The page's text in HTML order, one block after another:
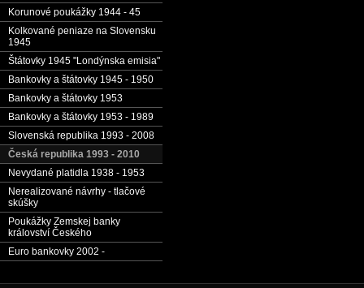
Korunové poukážky 1944 - 45
Kolkované peniaze na Slovensku
1945
Štátovky 1945 "Londýnska emisia"
Bankovky a štátovky 1945 - 1950
Bankovky a štátovky 1953
Bankovky a štátovky 1953 - 1989
Slovenská republika 1993 - 2008
Česká republika 1993 - 2010
Nevydané platidla 1938 - 1953
Nerealizované návrhy - tlačové
skúšky
Poukážky Zemskej banky
království Českého
Euro bankovky 2002 -